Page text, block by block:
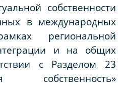
собственности
в международных
региональной
и на общих
с Разделом 23
собственность»